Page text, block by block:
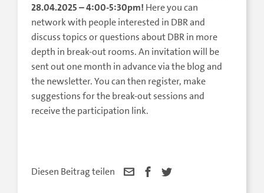
28.04.2025 – 4:00-5:30pm! Here you can
network with people interested in DBR and
discuss topics or questions about DBR in more
depth in break-out rooms. An invitation will be
sent out one month in advance via the blog and
the newsletter. You can then register, make
suggestions for the break-out sessions and
receive the participation link.
Diesen Beitrag teilen